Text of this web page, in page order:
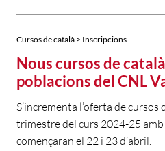
Cursos de català > Inscripcions
Nous cursos de
poblacions del CNL
S’incrementa l’oferta de
trimestre del curs 2024-25
començaran el 22 i 23 d’abril.